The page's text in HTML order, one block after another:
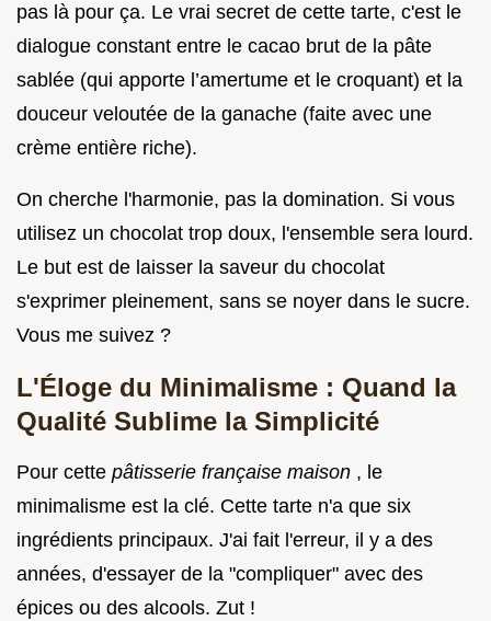
pas là pour ça. Le vrai secret de cette tarte, c'est le
dialogue constant entre le cacao brut de la pâte
sablée (qui apporte l’amertume et le croquant) et la
douceur veloutée de la ganache (faite avec une
crème entière riche).
On cherche l'harmonie, pas la domination. Si vous
utilisez un chocolat trop doux, l'ensemble sera lourd.
Le but est de laisser la saveur du chocolat
s'exprimer pleinement, sans se noyer dans le sucre.
Vous me suivez ?
L'Éloge du Minimalisme : Quand la
Qualité Sublime la Simplicité
Pour cette pâtisserie française maison , le
minimalisme est la clé. Cette tarte n'a que six
ingrédients principaux. J'ai fait l'erreur, il y a des
années, d'essayer de la "compliquer" avec des
épices ou des alcools. Zut !